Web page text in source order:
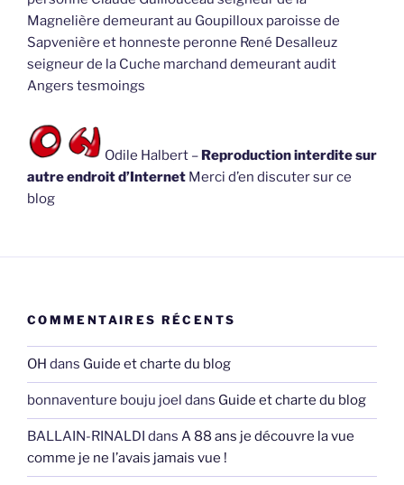
Magnelière demeurant au Goupilloux paroisse de
Sapvenière et honneste peronne René Desalleuz
seigneur de la Cuche marchand demeurant audit
Angers tesmoings
Odile Halbert – Reproduction interdite sur
autre endroit d’Internet Merci d’en discuter sur ce
blog
COMMENTAIRES RÉCENTS
OH dans Guide et charte du blog
bonnaventure bouju joel dans Guide et charte du blog
BALLAIN-RINALDI dans A 88 ans je découvre la vue
comme je ne l’avais jamais vue !